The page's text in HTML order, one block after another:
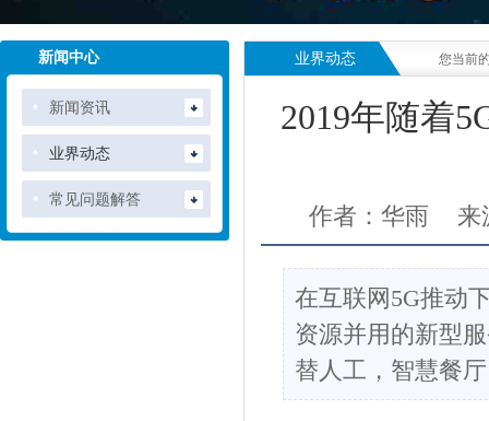
新闻中心
新闻资讯
业界动态
常见问题解答
业界动态 您当前
2019年随着
作者：华雨 来
在互联网5G推动
资源并用的新型
替人工，智慧餐